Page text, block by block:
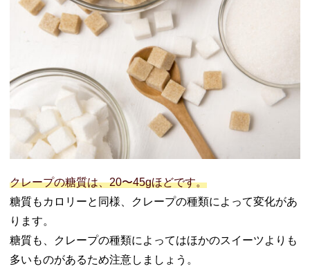
クレープの糖質は、20〜45gほどです。
糖質もカロリーと同様、クレープの種類によって変化があ
ります。
糖質も、クレープの種類によってはほかのスイーツよりも
多いものがあるため注意しましょう。